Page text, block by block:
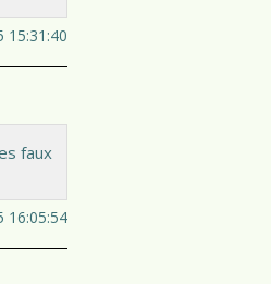
15:31:40
faux
16:05:54